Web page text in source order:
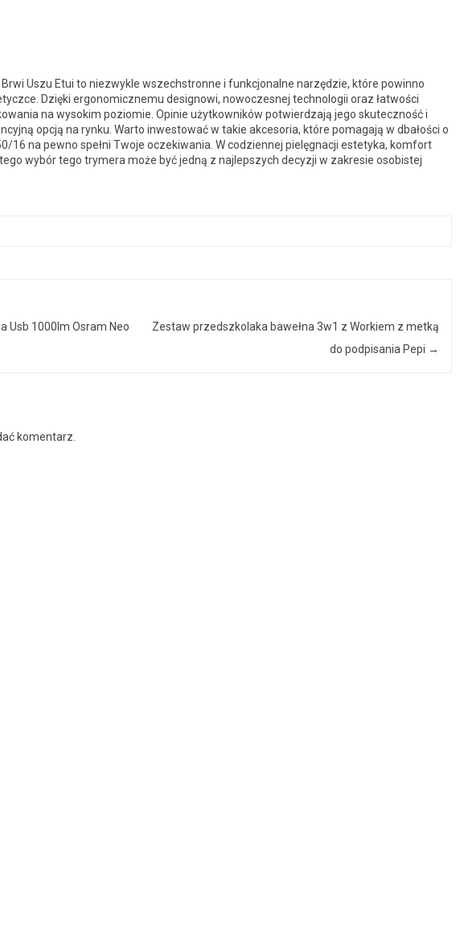
Uszu Etui to niezwykle wszechstronne i funkcjonalne narzędzie, które powinno
Dzięki ergonomicznemu designowi, nowoczesnej technologii oraz łatwości
na wysokim poziomie. Opinie użytkowników potwierdzają jego skuteczność i
opcją na rynku. Warto inwestować w takie akcesoria, które pomagają w dbałości o
16 na pewno spełni Twoje oczekiwania. W codziennej pielęgnacji estetyka, komfort
wybór tego trymera może być jedną z najlepszych decyzji w zakresie osobistej
Usb 1000lm Osram Neo
Zestaw przedszkolaka bawełna 3w1 z Workiem z metką
do podpisania Pepi →
komentarz.